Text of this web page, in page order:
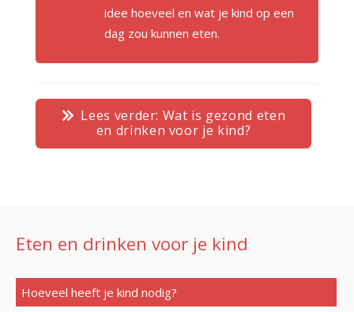
idee hoeveel en wat je kind op een
dag zou kunnen eten.
Lees verder: Wat is gezond eten
en drinken voor je kind?
Eten en drinken voor je kind
Hoeveel heeft je kind nodig?